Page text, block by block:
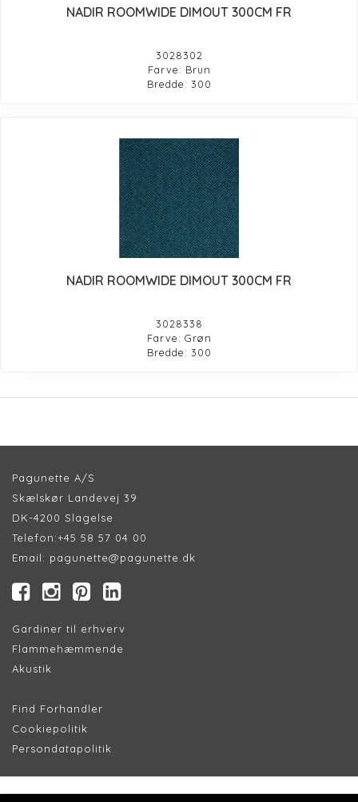
NADIR ROOMWIDE DIMOUT 300CM FR
3028302
Farve: Brun
Bredde: 300
NADIR ROOMWIDE DIMOUT 300CM FR
3028338
Farve: Grøn
Bredde: 300
Pagunette A/S
Skælskør Landevej 39
DK-4200 Slagelse
Telefon:+45 58 57 04 00
Email: pagunette@pagunette.dk
Gardiner til erhverv
Flammehæmmende
Akustik
Find Forhandler
Cookiepolitik
Persondatapolitik